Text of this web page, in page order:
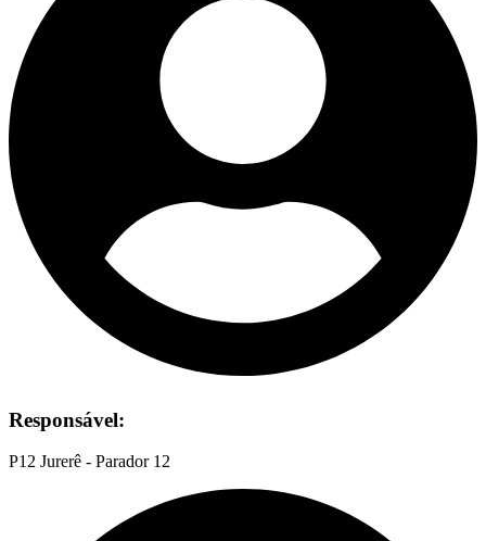
Responsável:
P12 Jurerê - Parador 12